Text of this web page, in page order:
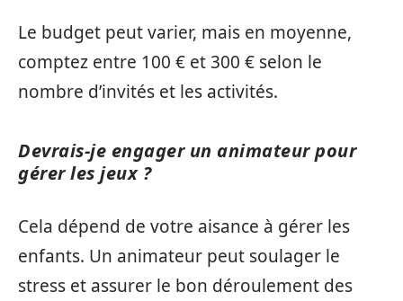
Le budget peut varier, mais en moyenne,
comptez entre 100 € et 300 € selon le
nombre d’invités et les activités.
Devrais-je engager un animateur pour
gérer les jeux ?
Cela dépend de votre aisance à gérer les
enfants. Un animateur peut soulager le
stress et assurer le bon déroulement des